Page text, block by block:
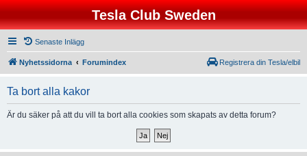
Tesla Club Sweden
Senaste Inlägg
Nyhetssidorna Forumindex Registrera din Tesla/elbil
Ta bort alla kakor
Är du säker på att du vill ta bort alla cookies som skapats av detta forum?